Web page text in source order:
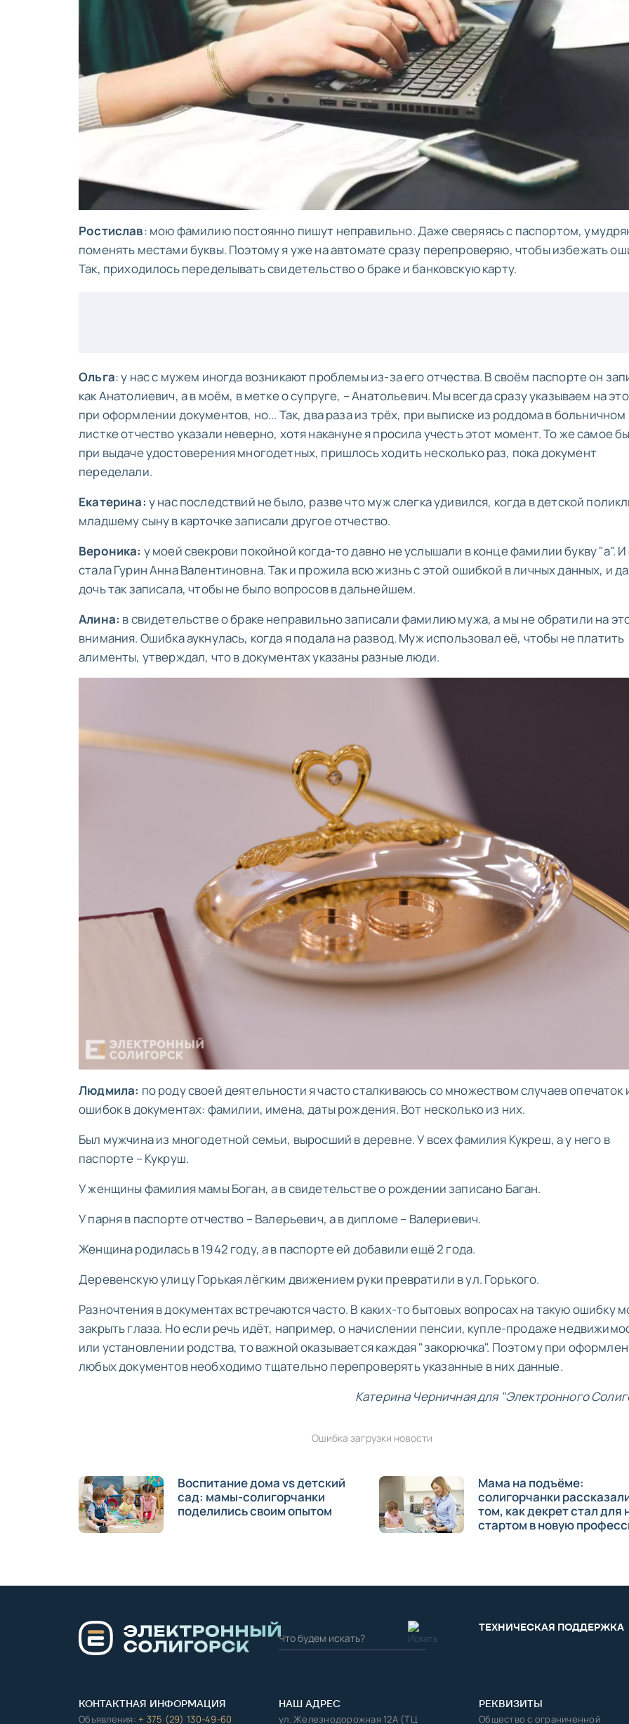
Ростислав: мою фамилию постоянно пишут неправильно. Даже сверяясь с паспортом,
поменять местами буквы. Поэтому я уже на автомате сразу перепроверяю, чтобы избежать
Так, приходилось переделывать свидетельство о браке и банковскую карту.
Ольга: у нас с мужем иногда возникают проблемы из-за его отчества. В своём паспорте он
как Анатолиевич, а в моём, в метке о супруге, – Анатольевич. Мы всегда сразу указываем на
при оформлении документов, но... Так, два раза из трёх, при выписке из роддома в больничном
листке отчество указали неверно, хотя накануне я просила учесть этот момент. То же самое
при выдаче удостоверения многодетных, пришлось ходить несколько раз, пока документ
переделали.
Екатерина: у нас последствий не было, разве что муж слегка удивился, когда в детской
младшему сыну в карточке записали другое отчество.
Вероника: у моей свекрови покойной когда-то давно не услышали в конце фамилии букву "а". И
стала Гурин Анна Валентиновна. Так и прожила всю жизнь с этой ошибкой в личных данных, и
дочь так записала, чтобы не было вопросов в дальнейшем.
Алина: в свидетельстве о браке неправильно записали фамилию мужа, а мы не обратили на
внимания. Ошибка аукнулась, когда я подала на развод. Муж использовал её, чтобы не платить
алименты, утверждал, что в документах указаны разные люди.
Людмила: по роду своей деятельности я часто сталкиваюсь со множеством случаев опечаток
ошибок в документах: фамилии, имена, даты рождения. Вот несколько из них.
Был мужчина из многодетной семьи, выросший в деревне. У всех фамилия Кукреш, а у него в
паспорте – Кукруш.
У женщины фамилия мамы Боган, а в свидетельстве о рождении записано Баган.
У парня в паспорте отчество – Валерьевич, а в дипломе – Валериевич.
Женщина родилась в 1942 году, а в паспорте ей добавили ещё 2 года.
Деревенскую улицу Горькая лёгким движением руки превратили в ул. Горького.
Разночтения в документах встречаются часто. В каких-то бытовых вопросах на такую ошибку
закрыть глаза. Но если речь идёт, например, о начислении пенсии, купле-продаже
или установлении родства, то важной оказывается каждая "закорючка". Поэтому при
любых документов необходимо тщательно перепроверять указанные в них данные.
Катерина Черничная для "Электронного
Ошибка загрузки новости
Воспитание дома vs детский
сад: мамы-солигорчанки
поделились своим опытом
Мама на подъёме:
солигорчанки
том, как декрет стал для
стартом в новую
ТЕХНИЧЕСКАЯ ПОДДЕРЖКА
КОНТАКТНАЯ ИНФОРМАЦИЯ
Объявления:+ 375 (29) 130-49-60
НАШ АДРЕС
ул. Железнодорожная 12А (ТЦ
РЕКВИЗИТЫ
Общество с ограниченной